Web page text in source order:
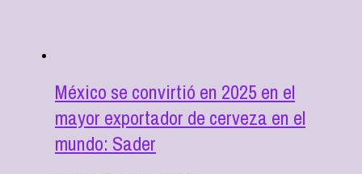
México se convirtió en 2025 en el
mayor exportador de cerveza en el
mundo: Sader